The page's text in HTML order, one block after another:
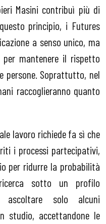
Masini contribuì più di
principio, i Futures
a senso unico, ma
mantenere il rispetto
persone. Soprattutto, nel
raccoglieranno quanto
lavoro richiede fa sì che
i processi partecipativi,
per ridurre la probabilità
sotto un profilo
solo alcuni
studio, accettandone le